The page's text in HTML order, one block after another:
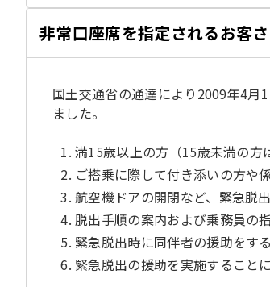
非常口座席を指定されるお客
国土交通省の通達により2009年4月
ました。
満15歳以上の方（15歳未満の方
ご搭乗に際して付き添いの方や
航空機ドアの開閉など、緊急脱
脱出手順の案内および乗務員の
緊急脱出時に同伴者の援助をす
緊急脱出の援助を実施すること